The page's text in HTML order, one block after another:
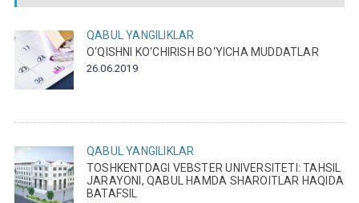
QABUL YANGILIKLAR
O‘QISHNI KO‘CHIRISH BO‘YICHA MUDDATLAR
26.06.2019
QABUL YANGILIKLAR
TOSHKENTDAGI VEBSTER UNIVERSITETI: TAHSIL
JARAYONI, QABUL HAMDA SHAROITLAR HAQIDA
BATAFSIL